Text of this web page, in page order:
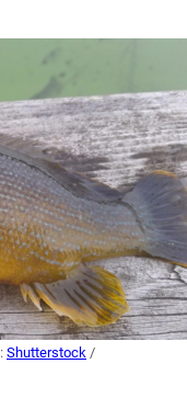
Shutterstock /